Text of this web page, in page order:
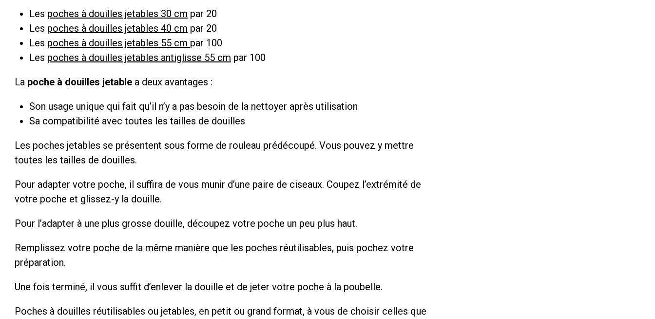
Les poches à douilles jetables 30 cm par 20
Les poches à douilles jetables 40 cm par 20
Les poches à douilles jetables 55 cm par 100
Les poches à douilles jetables antiglisse 55 cm par 100
La poche à douilles jetable a deux avantages :
Son usage unique qui fait qu’il n’y a pas besoin de la nettoyer après utilisation
Sa compatibilité avec toutes les tailles de douilles
Les poches jetables se présentent sous forme de rouleau prédécoupé. Vous pouvez y mettre
toutes les tailles de douilles.
Pour adapter votre poche, il suffira de vous munir d’une paire de ciseaux. Coupez l’extrémité de
votre poche et glissez-y la douille.
Pour l’adapter à une plus grosse douille, découpez votre poche un peu plus haut.
Remplissez votre poche de la même manière que les poches réutilisables, puis pochez votre
préparation.
Une fois terminé, il vous suffit d’enlever la douille et de jeter votre poche à la poubelle.
Poches à douilles réutilisables ou jetables, en petit ou grand format, à vous de choisir celles que